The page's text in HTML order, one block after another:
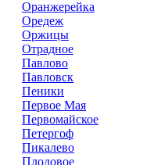
Оранжерейка
Оредеж
Оржицы
Отрадное
Павлово
Павловск
Пеники
Первое Мая
Первомайское
Петергоф
Пикалево
Плодовое